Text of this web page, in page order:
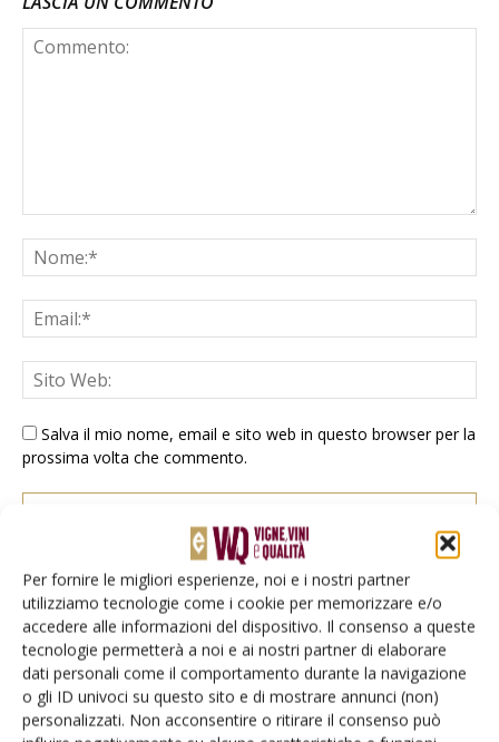
Per fornire le migliori esperienze, noi e i nostri partner
utilizziamo tecnologie come i cookie per memorizzare e/o
accedere alle informazioni del dispositivo. Il consenso a queste
tecnologie permetterà a noi e ai nostri partner di elaborare
dati personali come il comportamento durante la navigazione
o gli ID univoci su questo sito e di mostrare annunci (non)
personalizzati. Non acconsentire o ritirare il consenso può
Salva il mio nome, email e sito web in questo browser per la
prossima volta che commento.
E-magazine
Tecniche, prodotti e servizi dalle aziende